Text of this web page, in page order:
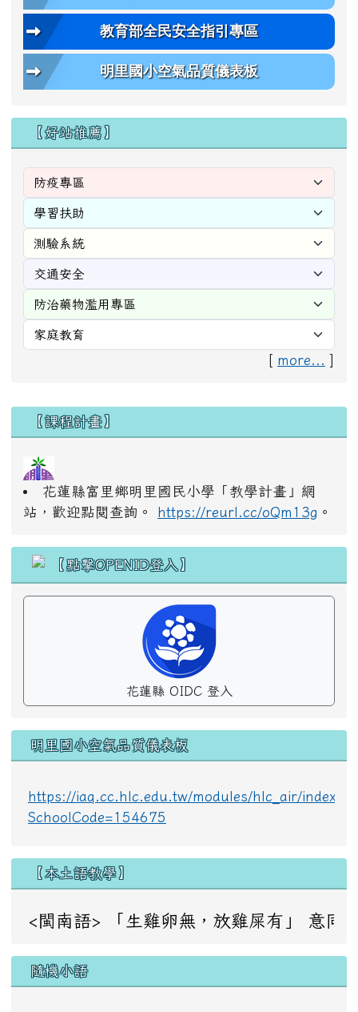
教育部全民安全指引專區
明里國小空氣品質儀表板
【好站推薦】
[ more...
右邊區域內容
【課程計畫】
花蓮縣富里鄉明里國民小學「教學計畫」網
站，歡迎點閱查詢。
https://reurl.cc/oQm13g 。
花蓮縣 OIDC 登入
明里國小空氣品質儀表板
https://iaq.cc.hlc.edu.tw/modules/hlc_air/
SchoolCode=154675
【本土語教學】
<閩南語> 「生雞卵無，放雞屎有」 意
隨機小語